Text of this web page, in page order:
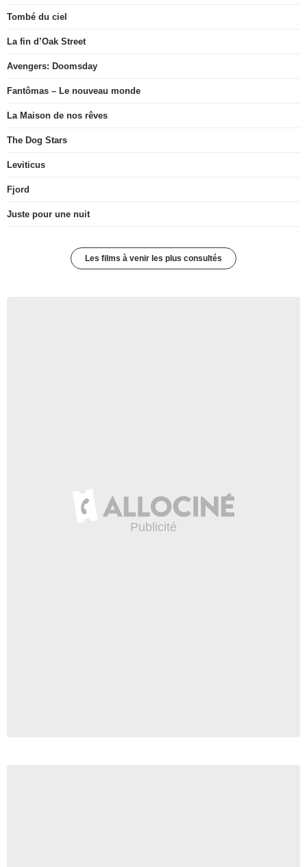
Tombé du ciel
La fin d’Oak Street
Avengers: Doomsday
Fantômas – Le nouveau monde
La Maison de nos rêves
The Dog Stars
Leviticus
Fjord
Juste pour une nuit
Les films à venir les plus consultés